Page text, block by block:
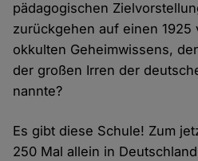
pädagogischen
zurückgehen auf einen
okkulten Geheimwissens,
der großen Irren der
nannte?
Es gibt diese Schule! Zum
250 Mal allein in